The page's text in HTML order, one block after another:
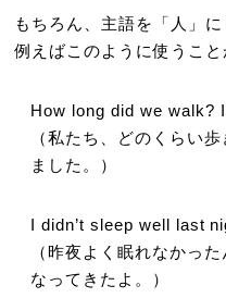
もちろん、主語を「人」に
例えばこのように使うこと
How long did we walk?
（私たち、どのくらい
ました。）
I didn’t sleep well last
（昨夜よく眠れなかっ
なってきたよ。）